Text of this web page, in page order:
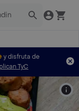
y disfruta de
TyC